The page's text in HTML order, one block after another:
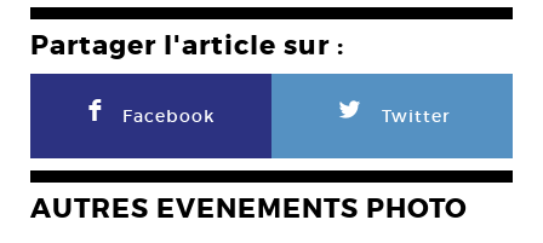
Partager l'article sur :
F Facebook L Twitter
AUTRES EVENEMENTS PHOTO